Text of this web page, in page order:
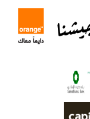
الله الحرام عبر مطار